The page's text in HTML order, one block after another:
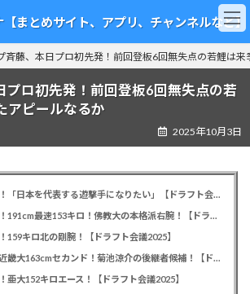
まとめサイト、アプリ、チャンネルなど】
斉藤、本日プロ初先発！前回登板6回無失点の若鯉は
プロ初先発！前回登板6回無失点の若
アピールなるか
2025年10月3日
カープドラ6西川篤夢！「日本を代表する遊撃手になりたい」【ドラフト会議2025】
カープドラ5赤木晴哉！191cm最速153キロ！佛教大の本格派右腕！【ドラフト会議2025】
159キロ北の剛腕！【ドラフト会議2025】
カープドラ3勝田成！近畿大163cmセカンド！菊池涼介の後継者候補！【ドラフト会議2025】
亜大152キロエース！【ドラフト会議2025】